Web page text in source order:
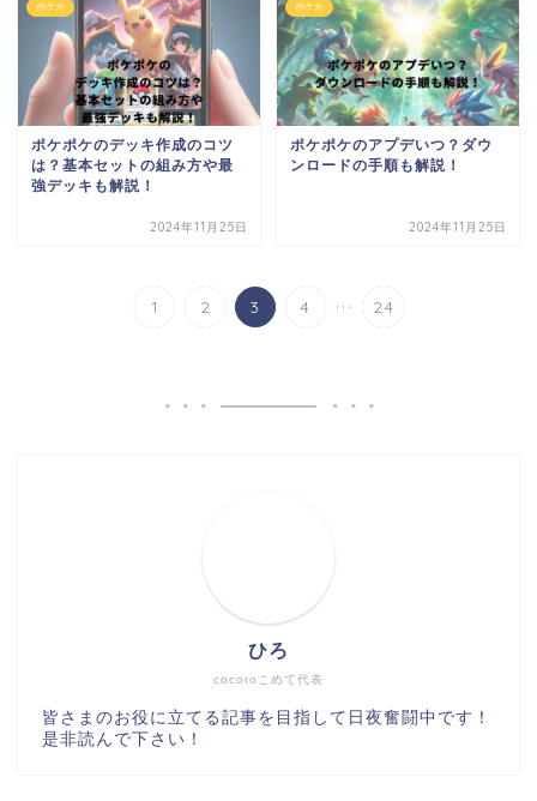
ポケカ
ポケポケのデッキ作成のコツ
は？基本セットの組み方や最
強デッキも解説！
2024年11月25日
ポケカ
ポケポケのアプデいつ？ダウ
ンロードの手順も解説！
2024年11月25日
1 2 3 4 ... 24
cocoroこめて代表
ひろ
皆さまのお役に立てる記事を目指して日夜奮闘中です！
是非読んで下さい！